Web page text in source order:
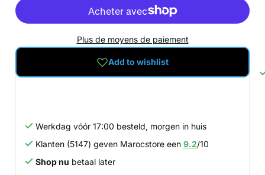
Plus de moyens de paiement
Add to wishlist
Werkdag vóór 17:00 besteld, morgen in huis
Klanten (5147) geven Marocstore een 9.2/10
Shop nu betaal later